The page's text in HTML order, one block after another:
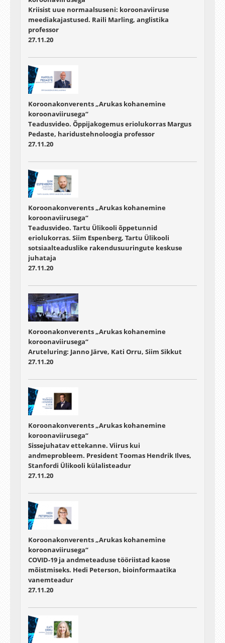
Kriisist uue normaalsuseni: koroonaviiruse
meediakajastused. Raili Marling, anglistika
professor
27.11.20
Koroonakonverents „Arukas kohanemine
koroonaviirusega“
Teadusvideo. Õppijakogemus eriolukorras Margus
Pedaste, haridustehnoloogia professor
27.11.20
Koroonakonverents „Arukas kohanemine
koroonaviirusega“
Teadusvideo. Tartu Ülikooli õppetunnid
eriolukorras. Siim Espenberg, Tartu Ülikooli
sotsiaalteaduslike rakendusuuringute keskuse
juhataja
27.11.20
Koroonakonverents „Arukas kohanemine
koroonaviirusega“
Aruteluring: Janno Järve, Kati Orru, Siim Sikkut
27.11.20
Koroonakonverents „Arukas kohanemine
koroonaviirusega“
Sissejuhatav ettekanne. Viirus kui
andmeprobleem. President Toomas Hendrik Ilves,
Stanfordi Ülikooli külalisteadur
27.11.20
Koroonakonverents „Arukas kohanemine
koroonaviirusega“
COVID-19 ja andmeteaduse tööriistad kaose
mõistmiseks. Hedi Peterson, bioinformaatika
vanemteadur
27.11.20